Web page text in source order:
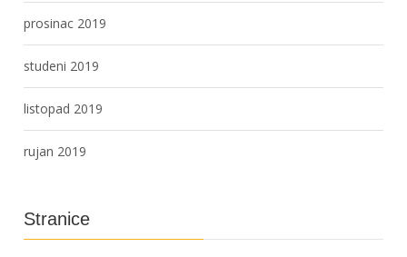
prosinac 2019
studeni 2019
listopad 2019
rujan 2019
Stranice